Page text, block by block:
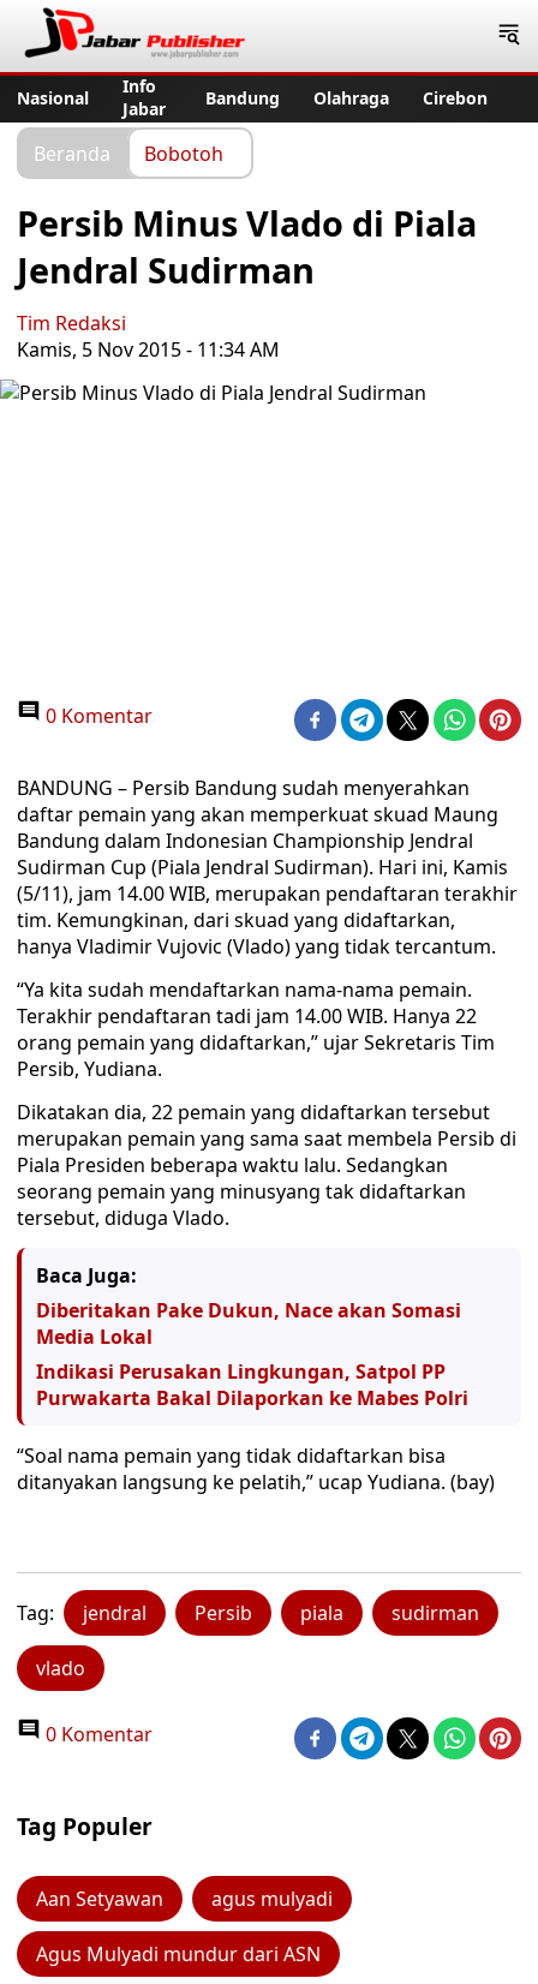
Nasional
Info
Jabar
Bandung Olahraga Cirebon
Beranda Bobotoh
Persib Minus Vlado di Piala
Jendral Sudirman
Tim Redaksi
Kamis, 5 Nov 2015 - 11:34 AM
0 Komentar
BANDUNG – Persib Bandung sudah menyerahkan
daftar pemain yang akan memperkuat skuad Maung
Bandung dalam Indonesian Championship Jendral
Sudirman Cup (Piala Jendral Sudirman). Hari ini, Kamis
(5/11), jam 14.00 WIB, merupakan pendaftaran terakhir
tim. Kemungkinan, dari skuad yang didaftarkan,
hanya Vladimir Vujovic (Vlado) yang tidak tercantum.
“Ya kita sudah mendaftarkan nama-nama pemain.
Terakhir pendaftaran tadi jam 14.00 WIB. Hanya 22
orang pemain yang didaftarkan,” ujar Sekretaris Tim
Persib, Yudiana.
Dikatakan dia, 22 pemain yang didaftarkan tersebut
merupakan pemain yang sama saat membela Persib di
Piala Presiden beberapa waktu lalu. Sedangkan
seorang pemain yang minusyang tak didaftarkan
tersebut, diduga Vlado.
Baca Juga:
Diberitakan Pake Dukun, Nace akan Somasi
Media Lokal
Indikasi Perusakan Lingkungan, Satpol PP
Purwakarta Bakal Dilaporkan ke Mabes Polri
“Soal nama pemain yang tidak didaftarkan bisa
ditanyakan langsung ke pelatih,” ucap Yudiana. (bay)
Tag: jendral Persib piala sudirman
vlado
0 Komentar
Tag Populer
Aan Setyawan agus mulyadi
Agus Mulyadi mundur dari ASN